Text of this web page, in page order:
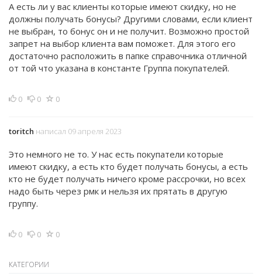
А есть ли у вас клиенты которые имеют скидку, но не
должны получать бонусы? Другими словами, если клиент
не выбран, то бонус он и не получит. Возможно простой
запрет на выбор клиента вам поможет. Для этого его
достаточно расположить в папке справочника отличной
от той что указана в константе Группа покупателей.
0 0 0
toritch написал 09 апреля 2023
Это немного не то. У нас есть покупатели которые
имеют скидку, а есть кто будет получать бонусы, а есть
кто не будет получать ничего кроме рассрочки, но всех
надо быть через рмк и нельзя их прятать в другую
группу.
0 0 0
КАТЕГОРИИ